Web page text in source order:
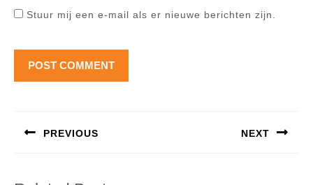
Stuur mij een e-mail als er nieuwe berichten zijn.
PREVIOUS NEXT